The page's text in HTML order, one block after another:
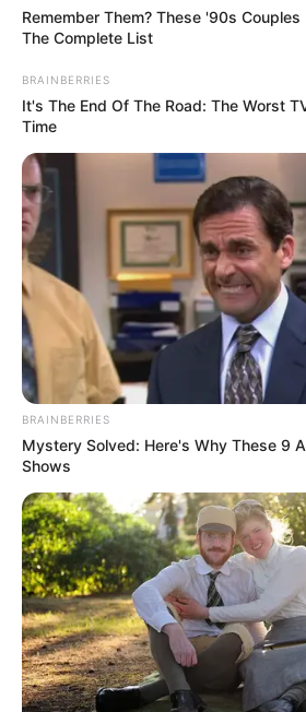
Remember Them? These '90s
The Complete List
BRAINBERRIES
It's The End Of The Road: The Worst
Time
BRAINBERRIES
Mystery Solved: Here's Why These 9
Shows